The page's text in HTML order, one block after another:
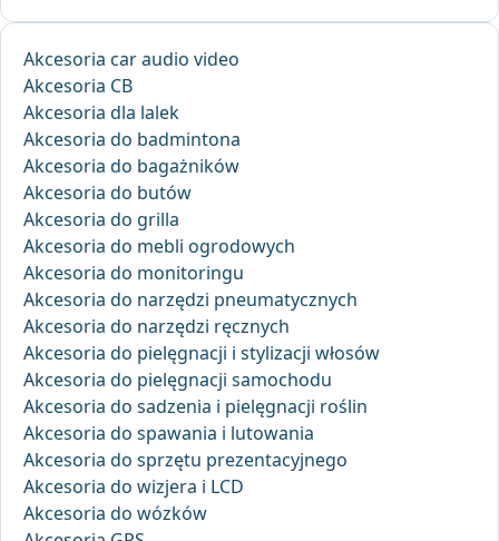
Akcesoria car audio video
Akcesoria CB
Akcesoria dla lalek
Akcesoria do badmintona
Akcesoria do bagażników
Akcesoria do butów
Akcesoria do grilla
Akcesoria do mebli ogrodowych
Akcesoria do monitoringu
Akcesoria do narzędzi pneumatycznych
Akcesoria do narzędzi ręcznych
Akcesoria do pielęgnacji i stylizacji włosów
Akcesoria do pielęgnacji samochodu
Akcesoria do sadzenia i pielęgnacji roślin
Akcesoria do spawania i lutowania
Akcesoria do sprzętu prezentacyjnego
Akcesoria do wizjera i LCD
Akcesoria do wózków